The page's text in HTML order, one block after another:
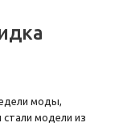
моды,
стали модели из